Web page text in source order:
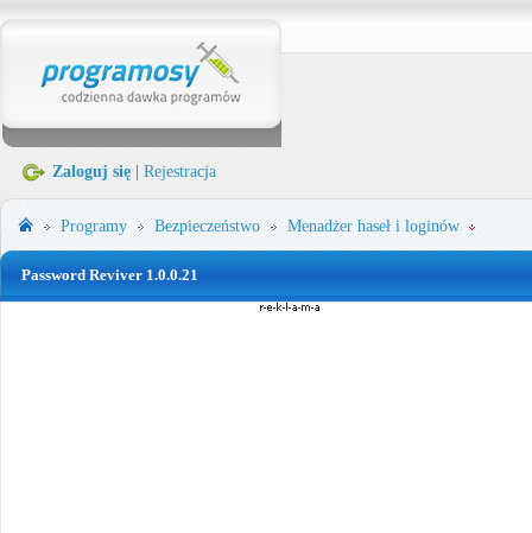
Zaloguj się Rejestracja
Programy Bezpieczeństwo Menadżer haseł i loginów
Password Reviver 1.0.0.21